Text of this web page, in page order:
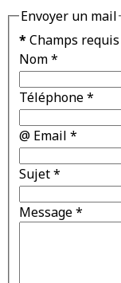
Envoyer un mail
*Champs requis
Nom*
Téléphone*
@ Email *
Sujet*
Message*